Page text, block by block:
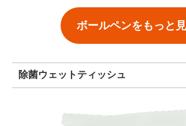
ボールペンをもっと
除菌ウェットティッシュ